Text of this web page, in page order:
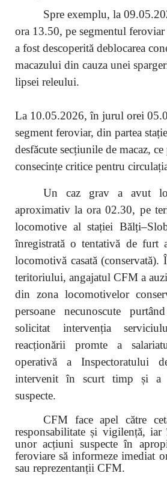
Spre exemplu, la
ora 13.50, pe segmentul
a fost descoperită deblocarea
macazului din cauza unei
lipsei releului.
La 10.05.2026, în jurul orei
segment feroviar, din partea
desfăcute secțiunile de macaz,
consecințe critice pentru
Un caz grav a avut
aproximativ la ora 02.30, pe
locomotive al stației
înregistrată o tentativă de furt
locomotivă casată
teritoriului, angajatul CFM a
din zona locomotivelor
persoane necunoscute
solicitat intervenția
reacționării promte a
operativă a Inspectoratului
intervenit în scurt timp și a
suspecte.
CFM face apel către
responsabilitate și vigilență,
unor acțiuni suspecte în
feroviare să informeze imediat
sau reprezentanții CFM.